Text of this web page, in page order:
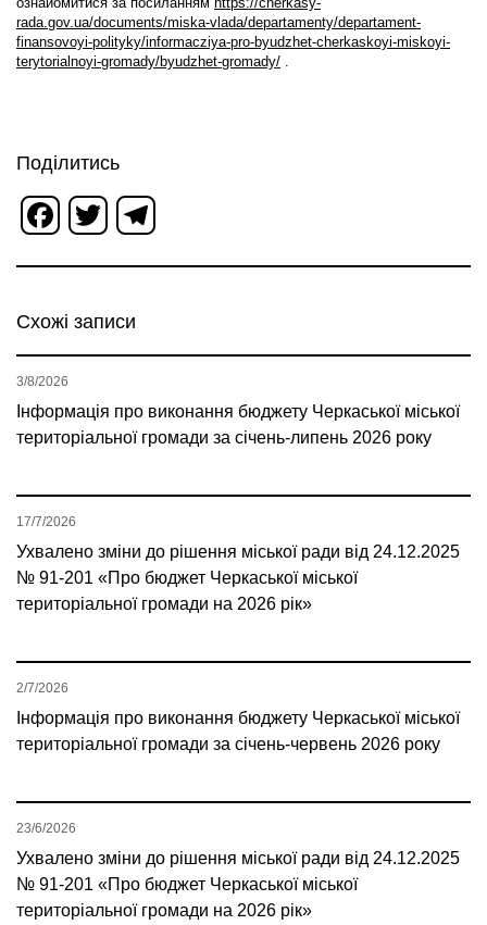
rada.gov.ua/documents/miska-vlada/departamenty/departament-
finansovoyi-polityky/informacziya-pro-byudzhet-cherkaskoyi-miskoyi-
terytorialnoyi-gromady/byudzhet-gromady/
Поділитись
Facebook
Twitter
Схожі записи
Інформація про виконання бюджету Черкаської міської
територіальної громади за січень-липень 2026 року
3/8/2026
Ухвалено зміни до рішення міської ради від 24.12.2025
№ 91-201 «Про бюджет Черкаської міської
територіальної громади на 2026 рік»
17/7/2026
Інформація про виконання бюджету Черкаської міської
територіальної громади за січень-червень 2026 року
2/7/2026
Ухвалено зміни до рішення міської ради від 24.12.2025
№ 91-201 «Про бюджет Черкаської міської
територіальної громади на 2026 рік»
23/6/2026